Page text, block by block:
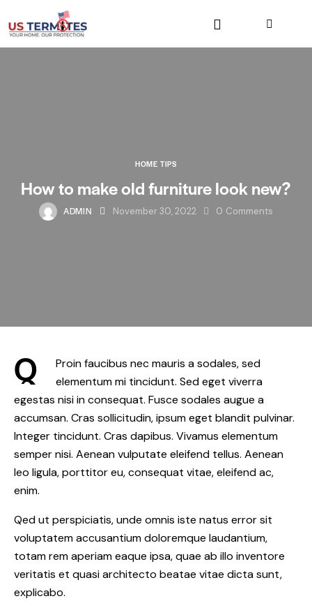
HOME TIPS
How to make old furniture look new?
ADMIN November 30, 2022 0 Comments
Q
Proin faucibus nec mauris a sodales, sed
elementum mi tincidunt. Sed eget viverra
egestas nisi in consequat. Fusce sodales augue a
accumsan. Cras sollicitudin, ipsum eget blandit pulvinar.
Integer tincidunt. Cras dapibus. Vivamus elementum
semper nisi. Aenean vulputate eleifend tellus. Aenean
leo ligula, porttitor eu, consequat vitae, eleifend ac,
enim.
Qed ut perspiciatis, unde omnis iste natus error sit
voluptatem accusantium doloremque laudantium,
totam rem aperiam eaque ipsa, quae ab illo inventore
veritatis et quasi architecto beatae vitae dicta sunt,
explicabo.